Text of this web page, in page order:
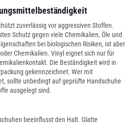
zuverlässig vor aggressiven Stoffen.
Schutz gegen viele Chemikalien, Öle und
bei biologischen Risiken, ist aber
Chemikalien. Vinyl eignet sich nur für
Die Beständigkeit wird in
gekennzeichnet. Wer mit
sollte unbedingt auf geprüfte Handschuhe
ausgelegt sind.
beeinflusst den Halt. Glatte